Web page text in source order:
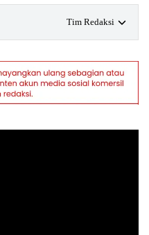
Tim Redaksi